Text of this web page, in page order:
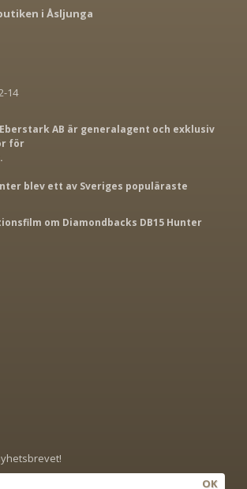
i Åsljunga
14
AB är generalagent och exklusiv
för
blev ett av Sveriges populäraste
om Diamondbacks DB15 Hunter
OK